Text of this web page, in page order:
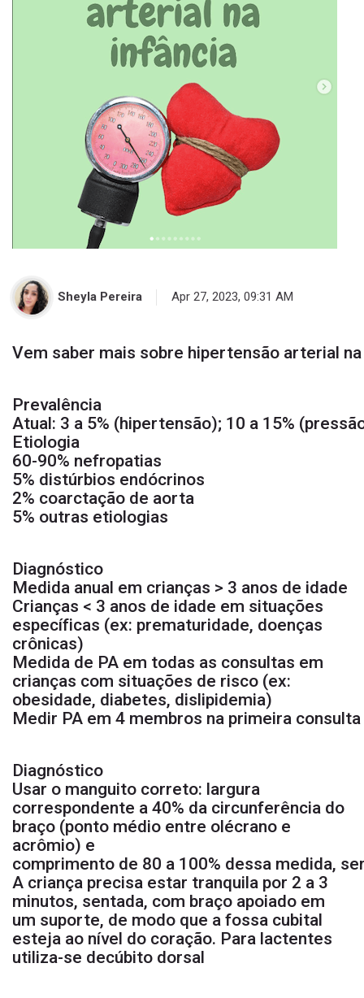
Sheyla Pereira Apr 27, 2023, 09:31 AM
Vem saber mais sobre hipertensão arterial
Prevalência
Atual: 3 a 5% (hipertensão); 10 a 15%
Etiologia
60-90% nefropatias
5% distúrbios endócrinos
2% coarctação de aorta
5% outras etiologias
Diagnóstico
Medida anual em crianças > 3 anos de idade
Crianças < 3 anos de idade em situações
específicas (ex: prematuridade, doenças
crônicas)
Medida de PA em todas as consultas em
crianças com situações de risco (ex:
obesidade, diabetes, dislipidemia)
Medir PA em 4 membros na primeira consulta
Diagnóstico
Usar o manguito correto: largura
correspondente a 40% da circunferência do
braço (ponto médio entre olécrano e
acrômio) e
comprimento de 80 a 100% dessa medida,
A criança precisa estar tranquila por 2 a 3
minutos, sentada, com braço apoiado em
um suporte, de modo que a fossa cubital
esteja ao nível do coração. Para lactentes
utiliza-se decúbito dorsal